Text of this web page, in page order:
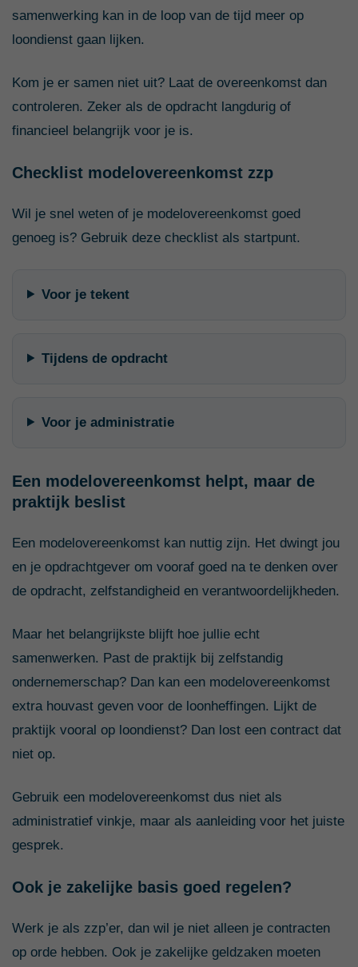
samenwerking kan in de loop van de tijd meer op
loondienst gaan lijken.
Kom je er samen niet uit? Laat de overeenkomst dan
controleren. Zeker als de opdracht langdurig of
financieel belangrijk voor je is.
Checklist modelovereenkomst zzp
Wil je snel weten of je modelovereenkomst goed
genoeg is? Gebruik deze checklist als startpunt.
Voor je tekent
Tijdens de opdracht
Voor je administratie
Een modelovereenkomst helpt, maar de
praktijk beslist
Een modelovereenkomst kan nuttig zijn. Het dwingt jou
en je opdrachtgever om vooraf goed na te denken over
de opdracht, zelfstandigheid en verantwoordelijkheden.
Maar het belangrijkste blijft hoe jullie echt
samenwerken. Past de praktijk bij zelfstandig
ondernemerschap? Dan kan een modelovereenkomst
extra houvast geven voor de loonheffingen. Lijkt de
praktijk vooral op loondienst? Dan lost een contract dat
niet op.
Gebruik een modelovereenkomst dus niet als
administratief vinkje, maar als aanleiding voor het juiste
gesprek.
Ook je zakelijke basis goed regelen?
Werk je als zzp’er, dan wil je niet alleen je contracten
op orde hebben. Ook je zakelijke geldzaken moeten